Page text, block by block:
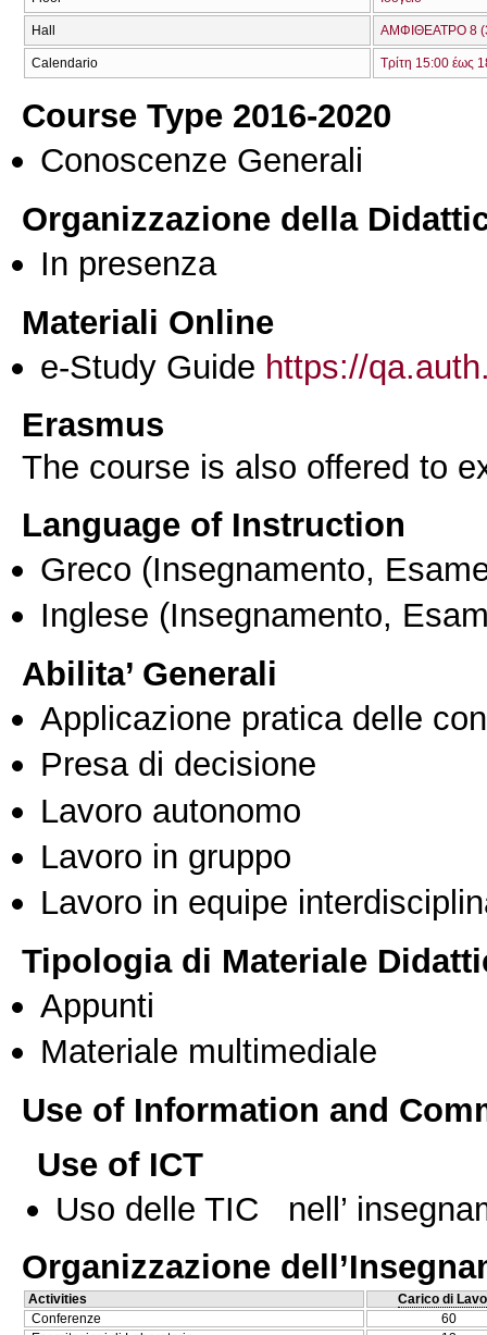
Hall ΑΜΦΙΘΕΑΤΡΟ 8
Calendario Τρίτη 15:00 έως
Course Type 2016-2020
Conoscenze Generali
Organizzazione della
In presenza
Materiali Online
e-Study Guide https://
Erasmus
The course is also offered to
Language of Instruction
Greco (Insegnamento,
Inglese (Insegnamento,
Abilita’ Generali
Applicazione pratica delle
Presa di decisione
Lavoro autonomo
Lavoro in gruppo
Lavoro in equipe
Tipologia di Materiale
Appunti
Materiale multimediale
Use of Information and
Use of ICT
Uso delle TIC nell’
Organizzazione
Activities
Carico di
Conferenze
60